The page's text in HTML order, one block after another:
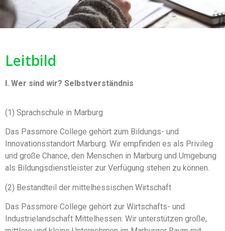
Leitbild
I. Wer sind wir? Selbstverständnis
(1) Sprachschule in Marburg
Das Passmore College gehört zum Bildungs- und
Innovationsstandort Marburg. Wir empfinden es als Privileg
und große Chance, den Menschen in Marburg und Umgebung
als Bildungsdienstleister zur Verfügung stehen zu können.
(2) Bestandteil der mittelhessischen Wirtschaft
Das Passmore College gehört zur Wirtschafts- und
Industrielandschaft Mittelhessen. Wir unterstützen große,